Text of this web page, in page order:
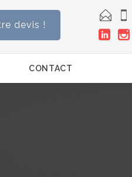
devis !
 
 
CONTACT